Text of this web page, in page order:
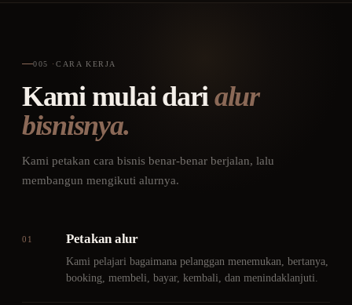
005 ·CARA KERJA
Kami mulai dari alur
bisnisnya.
Kami petakan cara bisnis benar-benar berjalan, lalu
membangun mengikuti alurnya.
01 Petakan alur
Kami pelajari bagaimana pelanggan menemukan, bertanya,
booking, membeli, bayar, kembali, dan menindaklanjuti.